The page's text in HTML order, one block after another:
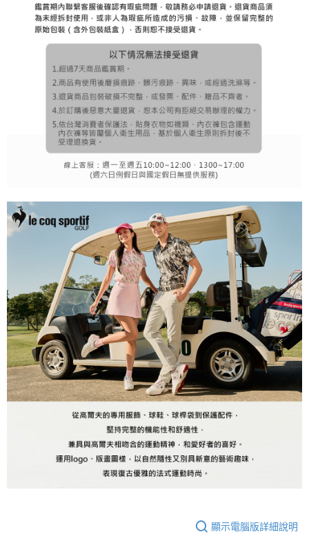
「AFTEE先享後付」，若未經同意申辦者引起之損失，本公司不負相關責
４．使用「AFTEE先享後付」時，將依據個別帳號之用戶狀況，依本公司即
時審查核予不同之上限額度；若仍有額度不足之情形，本公司將視審查結果
５．嚴禁一人註冊多個帳號或使用他人資訊註冊。若發現惡意使用之情形，
恩沛科技股份有限公司將有權停止該用戶之使用額度並採取法律行動。
免運費
離島宅配
顯示電腦版詳細說明